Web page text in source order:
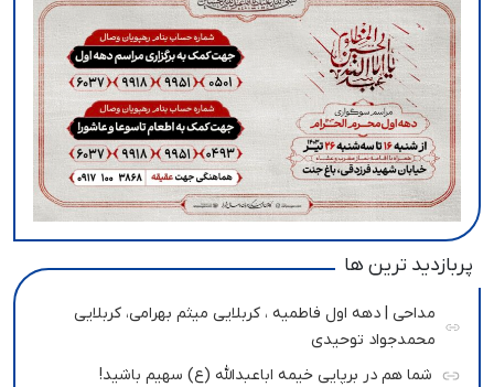
پربازدید ترین ها
مداحی | دهه اول فاطمیه ، کربلایی میثم بهرامی، کربلایی
محمدجواد توحیدی
شما هم در برپایی خیمه اباعبدالله (ع) سهیم باشید!